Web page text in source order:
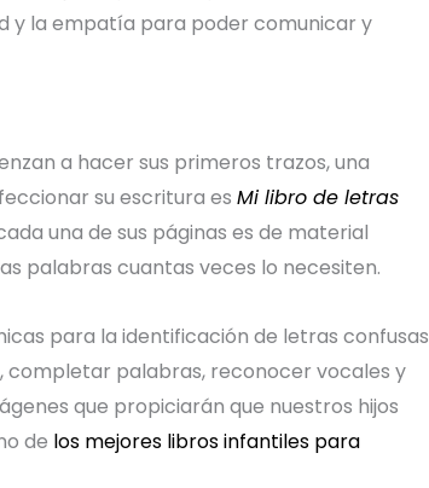
y la empatía para poder comunicar y
a hacer sus primeros trazos, una
su escritura es Mi libro de letras
una de sus páginas es de material
palabras cuantas veces lo necesiten.
para la identificación de letras confusas
completar palabras, reconocer vocales y
que propiciarán que nuestros hijos
de los mejores libros infantiles para